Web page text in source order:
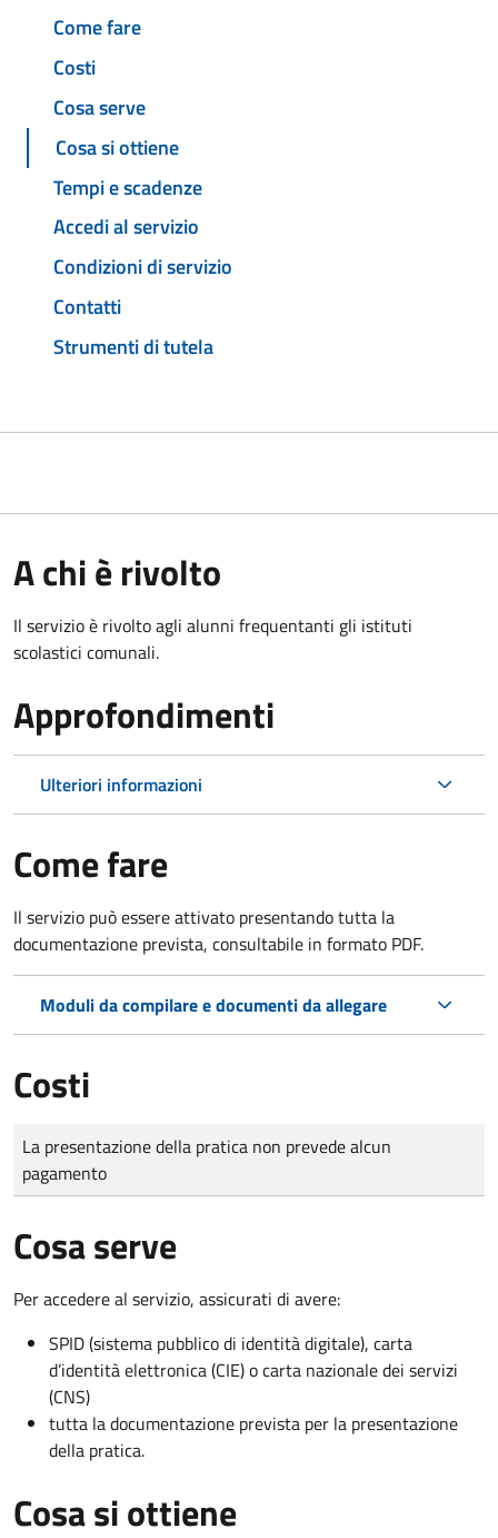
Come fare
Costi
Cosa serve
Cosa si ottiene
Tempi e scadenze
Accedi al servizio
Condizioni di servizio
Contatti
Strumenti di tutela
A chi è rivolto
Il servizio è rivolto agli alunni frequentanti gli istituti
scolastici comunali.
Approfondimenti
Ulteriori informazioni
Come fare
Il servizio può essere attivato presentando tutta la
documentazione prevista, consultabile in formato PDF.
Moduli da compilare e documenti da allegare
Costi
Tipo di pagamento
Importo
La presentazione della pratica non prevede alcun
pagamento
Cosa serve
Per accedere al servizio, assicurati di avere:
SPID (sistema pubblico di identità digitale), carta
d’identità elettronica (CIE) o carta nazionale dei servizi
(CNS)
tutta la documentazione prevista per la presentazione
della pratica.
Cosa si ottiene